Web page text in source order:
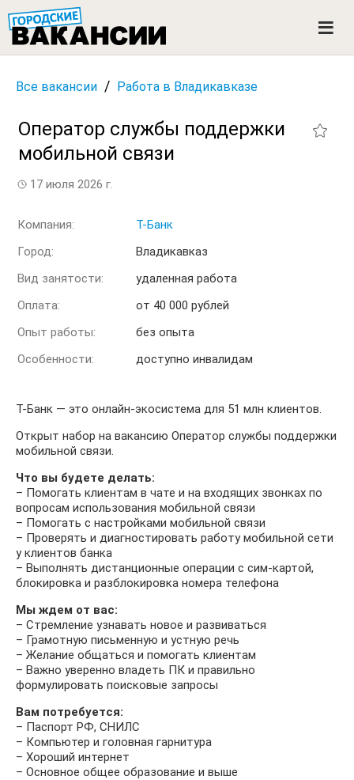
n
Все вакансии / Работа в Владикавказе
Оператор службы поддержки
мобильной связи
17 июля 2026 г.
Компания:
Т-Банк
Город:
Владикавказ
Вид занятости:
удаленная работа
Оплата:
от 40 000 рублей
Опыт работы:
без опыта
Особенности:
доступно инвалидам
Т-Банк — это онлайн-экосистема для 51 млн клиентов.
Открыт набор на вакансию Оператор службы поддержки
мобильной связи.
Что вы будете делать:
– Помогать клиентам в чате и на входящих звонках по
вопросам использования мобильной связи
– Помогать с настройками мобильной связи
– Проверять и диагностировать работу мобильной сети
у клиентов банка
– Выполнять дистанционные операции с сим‑картой,
блокировка и разблокировка номера телефона
Мы ждем от вас:
– Стремление узнавать новое и развиваться
– Грамотную письменную и устную речь
– Желание общаться и помогать клиентам
– Важно уверенно владеть ПК и правильно
формулировать поисковые запросы
Вам потребуется:
– Паспорт РФ, СНИЛС
– Компьютер и головная гарнитура
– Хороший интернет
– Основное общее образование и выше